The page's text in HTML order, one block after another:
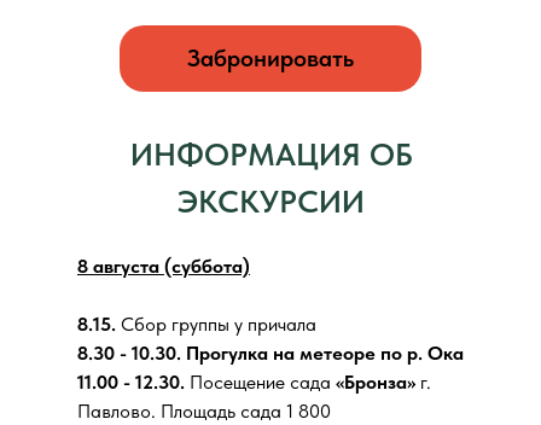
Забронировать
8 августа (суббота)
8.15. Сбор группы у причала
8.30 - 10.30. Прогулка на метеоре по р. Ока
11.00 - 12.30. Посещение сада «Бронза» г.
Павлово. Площадь сада 1 800
ИНФОРМАЦИЯ ОБ
ЭКСКУРСИИ